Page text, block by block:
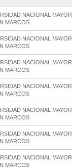
NACIONAL MAYOR
MARCOS
NACIONAL MAYOR
MARCOS
NACIONAL MAYOR
MARCOS
NACIONAL MAYOR
MARCOS
NACIONAL MAYOR
MARCOS
NACIONAL MAYOR
MARCOS
NACIONAL MAYOR
MARCOS